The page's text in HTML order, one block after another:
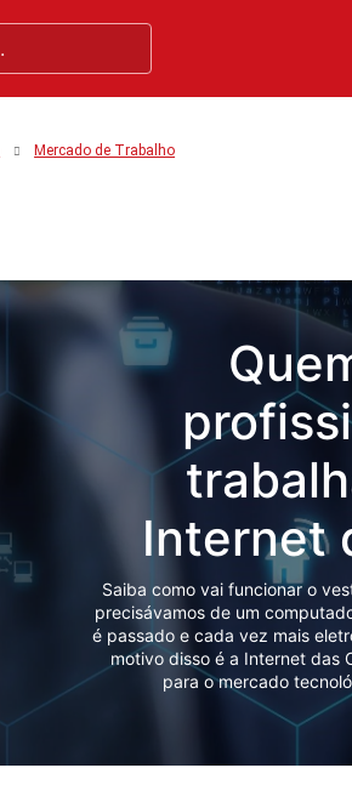
Mercado de Trabalho
Internet
Saiba como vai funcionar o
precisávamos de um
é passado e cada vez mais
motivo disso é a Internet das
para o mercado